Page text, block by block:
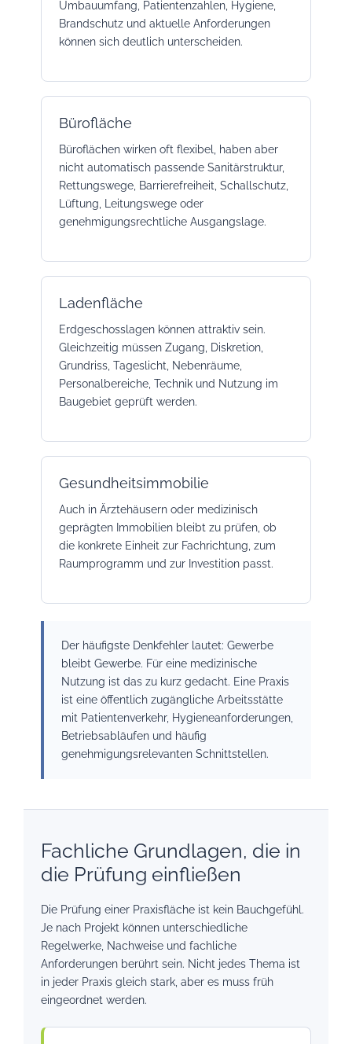
Umbauumfang, Patientenzahlen, Hygiene,
Brandschutz und aktuelle Anforderungen
können sich deutlich unterscheiden.
Bürofläche
Büroflächen wirken oft flexibel, haben aber
nicht automatisch passende Sanitärstruktur,
Rettungswege, Barrierefreiheit, Schallschutz,
Lüftung, Leitungswege oder
genehmigungsrechtliche Ausgangslage.
Ladenfläche
Erdgeschosslagen können attraktiv sein.
Gleichzeitig müssen Zugang, Diskretion,
Grundriss, Tageslicht, Nebenräume,
Personalbereiche, Technik und Nutzung im
Baugebiet geprüft werden.
Gesundheitsimmobilie
Auch in Ärztehäusern oder medizinisch
geprägten Immobilien bleibt zu prüfen, ob
die konkrete Einheit zur Fachrichtung, zum
Raumprogramm und zur Investition passt.
Der häufigste Denkfehler lautet: Gewerbe
bleibt Gewerbe. Für eine medizinische
Nutzung ist das zu kurz gedacht. Eine Praxis
ist eine öffentlich zugängliche Arbeitsstätte
mit Patientenverkehr, Hygieneanforderungen,
Betriebsabläufen und häufig
genehmigungsrelevanten Schnittstellen.
Fachliche Grundlagen, die in
die Prüfung einfließen
Die Prüfung einer Praxisfläche ist kein Bauchgefühl.
Je nach Projekt können unterschiedliche
Regelwerke, Nachweise und fachliche
Anforderungen berührt sein. Nicht jedes Thema ist
in jeder Praxis gleich stark, aber es muss früh
eingeordnet werden.